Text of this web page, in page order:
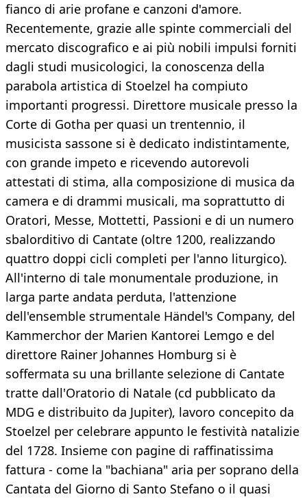
fianco di arie profane e canzoni d'amore.
Recentemente, grazie alle spinte commerciali del
mercato discografico e ai più nobili impulsi forniti
dagli studi musicologici, la conoscenza della
parabola artistica di Stoelzel ha compiuto
importanti progressi. Direttore musicale presso la
Corte di Gotha per quasi un trentennio, il
musicista sassone si è dedicato indistintamente,
con grande impeto e ricevendo autorevoli
attestati di stima, alla composizione di musica da
camera e di drammi musicali, ma soprattutto di
Oratori, Messe, Mottetti, Passioni e di un numero
sbalorditivo di Cantate (oltre 1200, realizzando
quattro doppi cicli completi per l'anno liturgico).
All'interno di tale monumentale produzione, in
larga parte andata perduta, l'attenzione
dell'ensemble strumentale Händel's Company, del
Kammerchor der Marien Kantorei Lemgo e del
direttore Rainer Johannes Homburg si è
soffermata su una brillante selezione di Cantate
tratte dall'Oratorio di Natale (cd pubblicato da
MDG e distribuito da Jupiter), lavoro concepito da
Stoelzel per celebrare appunto le festività natalizie
del 1728. Insieme con pagine di raffinatissima
fattura - come la "bachiana" aria per soprano della
Cantata del Giorno di Santo Stefano o il quasi